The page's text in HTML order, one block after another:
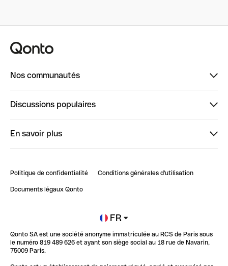
Nos communautés
ClubQonto
Discussions populaires
Impact de l'IA sur les carrières/productivité
En savoir plus
Blog
Newsroom
Glossaire finance
Politique de confidentialité Conditions générales d'utilisation
Documents légaux Qonto
FR
Qonto SA est une société anonyme immatriculée au RCS de Paris sous
le numéro 819 489 626 et ayant son siège social au 18 rue de Navarin,
75009 Paris.